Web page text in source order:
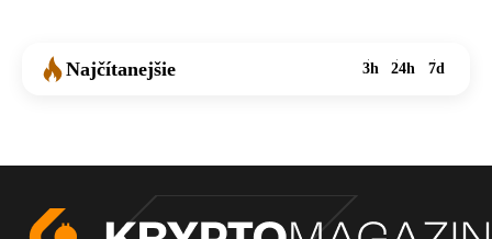
Najčítanejšie 3h 24h 7d